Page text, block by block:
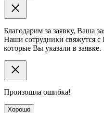
Благодарим за заявку, Ваша
Наши сотрудники свяжутся
которые Вы указали в заявке.
Произошла ошибка!
Хорошо